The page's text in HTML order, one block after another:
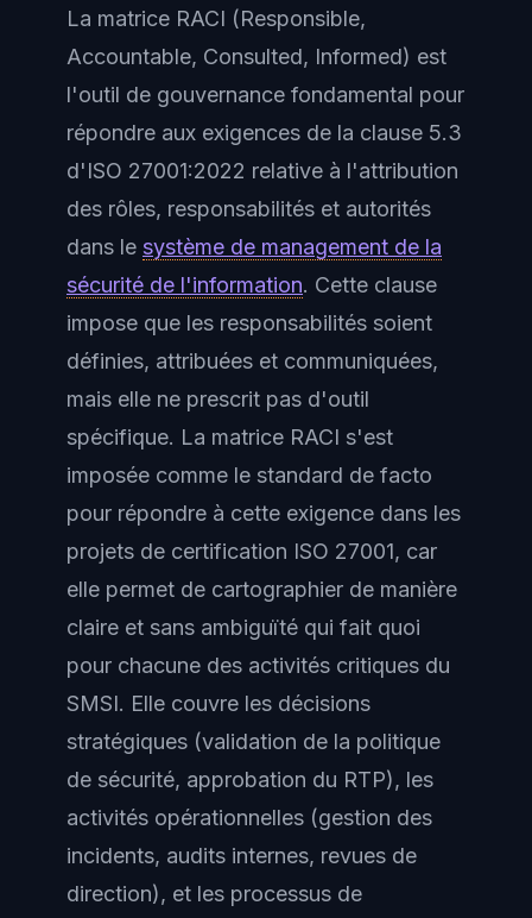
La matrice RACI (Responsible,
Accountable, Consulted, Informed) est
l'outil de gouvernance fondamental pour
répondre aux exigences de la clause 5.3
d'ISO 27001:2022 relative à l'attribution
des rôles, responsabilités et autorités
dans le système de management de la
sécurité de l'information. Cette clause
impose que les responsabilités soient
définies, attribuées et communiquées,
mais elle ne prescrit pas d'outil
spécifique. La matrice RACI s'est
imposée comme le standard de facto
pour répondre à cette exigence dans les
projets de certification ISO 27001, car
elle permet de cartographier de manière
claire et sans ambiguïté qui fait quoi
pour chacune des activités critiques du
SMSI. Elle couvre les décisions
stratégiques (validation de la politique
de sécurité, approbation du RTP), les
activités opérationnelles (gestion des
incidents, audits internes, revues de
direction), et les processus de